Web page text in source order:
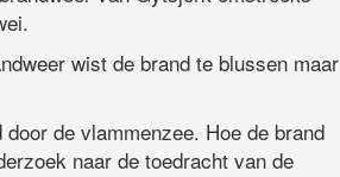
wist de brand te blussen maar
de vlammenzee. Hoe de brand
naar de toedracht van de